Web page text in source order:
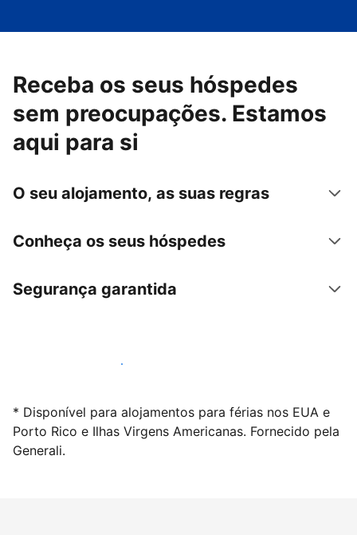
Receba os seus hóspedes
sem preocupações. Estamos
aqui para si
O seu alojamento, as suas regras
Conheça os seus hóspedes
Segurança garantida
Anuncie connosco hoje mesmo
* Disponível para alojamentos para férias nos EUA e
Porto Rico e Ilhas Virgens Americanas. Fornecido pela
Generali.